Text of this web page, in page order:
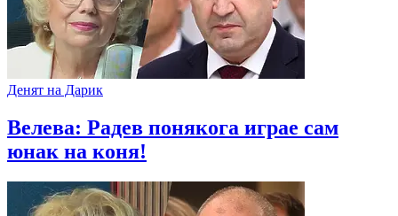
Денят на Дарик
Велева: Радев понякога играе сам
юнак на коня!